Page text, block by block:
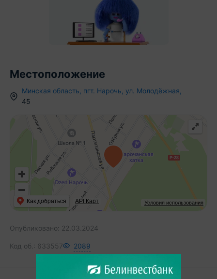
Местоположение
Минская область пгт. Нарочь ул. Молодёжная
45
Условия использования
Как добраться API Карт
Опубликовано: 22.03.2024
Код об.: 633557 2089